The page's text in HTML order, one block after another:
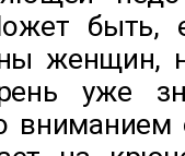
быть,
женщин,
уже
вниманием